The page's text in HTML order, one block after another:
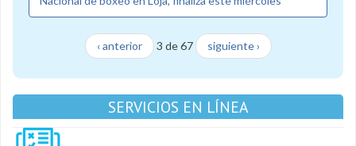
‹ anterior 3 de 67 siguiente ›
SERVICIOS EN LÍNEA